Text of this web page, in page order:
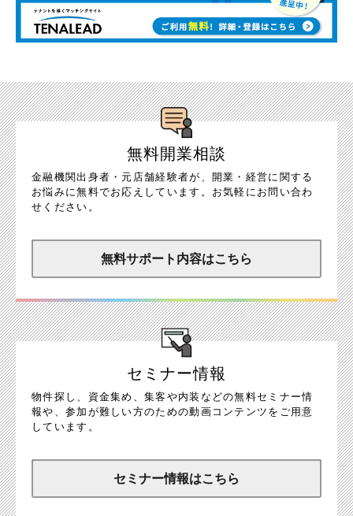
無料開業相談
金融機関出身者・元店舗経験者が、開業・経営に関する
お悩みに無料でお応えしています。お気軽にお問い合わ
せください。
無料サポート内容はこちら
セミナー情報
物件探し、資金集め、集客や内装などの無料セミナー情
報や、参加が難しい方のための動画コンテンツをご用意
しています。
セミナー情報はこちら